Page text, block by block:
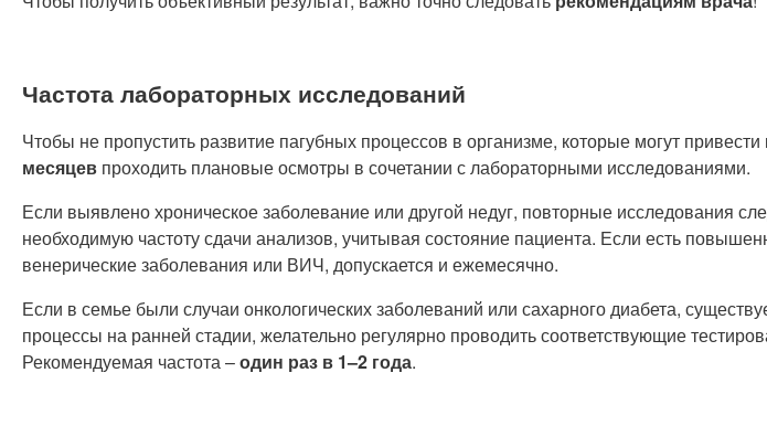
Частота лабораторных исследований
Чтобы не пропустить развитие пагубных процессов в организме, которые могут
месяцев проходить плановые осмотры в сочетании с лабораторными исследованиями.
Если выявлено хроническое заболевание или другой недуг, повторные исследования
необходимую частоту сдачи анализов, учитывая состояние пациента. Если есть
венерические заболевания или ВИЧ, допускается и ежемесячно.
Если в семье были случаи онкологических заболеваний или сахарного диабета,
процессы на ранней стадии, желательно регулярно проводить соответствующие
Рекомендуемая частота –один раз в 1–2 года.